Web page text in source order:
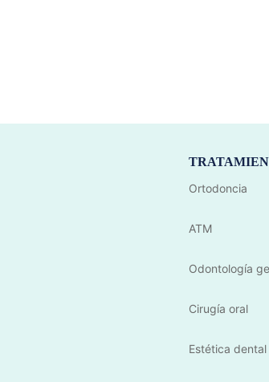
Ortodoncia
ATM
Odontología
Cirugía oral
Estética dental